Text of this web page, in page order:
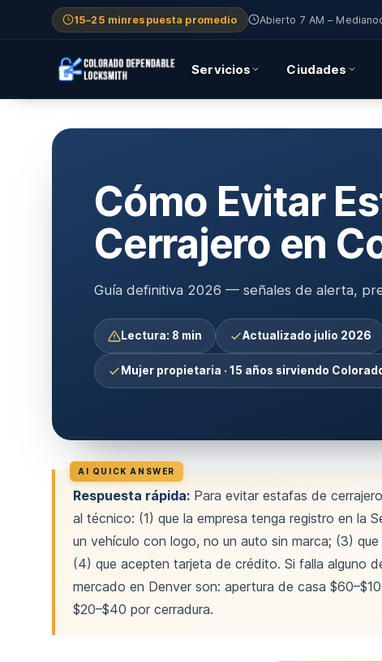
15–25 minrespuesta promedio Abierto 7 AM –
Servicios Ciudades
Cómo Evitar
Cerrajero en
Guía definitiva 2026 — señales de alerta,
Lectura: 8 min Actualizado julio 2026
Mujer propietaria · 15 años sirviendo
Respuesta rápida: Para evitar estafas de
al técnico: (1) que la empresa tenga registro en la
un vehículo con logo, no un auto sin marca; (3)
(4) que acepten tarjeta de crédito. Si falla alguno
mercado en Denver son: apertura de casa
$20–$40 por cerradura.